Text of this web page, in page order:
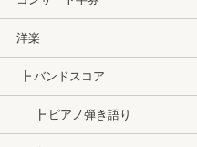
洋楽
┣ バンドスコア
┣ ピアノ弾き語り